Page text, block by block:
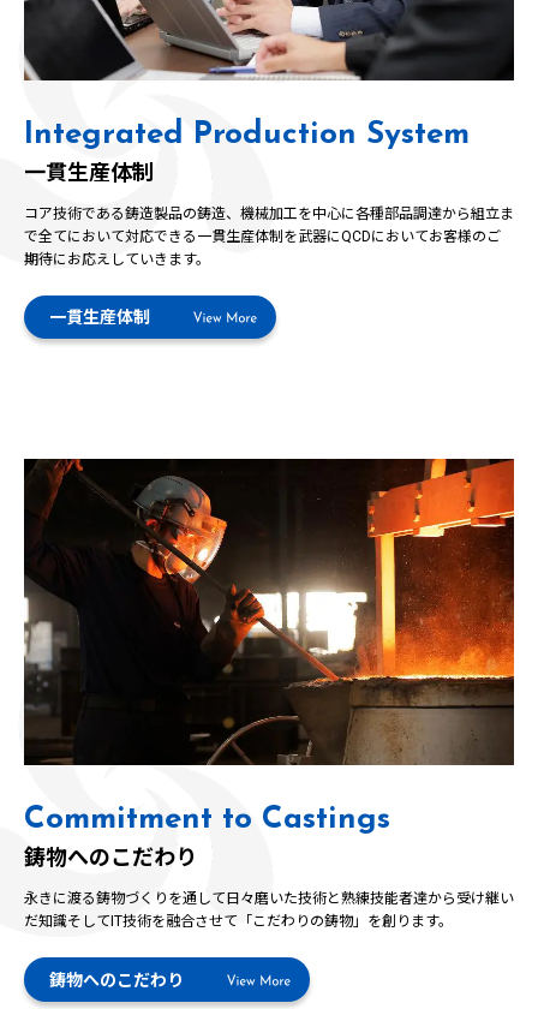
Integrated Production System
一貫生産体制
コア技術である鋳造製品の鋳造、機械加工を中心に各種部品調達から組立ま
で全てにおいて対応できる一貫生産体制を武器にQCDにおいてお客様のご
期待にお応えしていきます。
一貫生産体制
Commitment to Castings
鋳物へのこだわり
永きに渡る鋳物づくりを通して日々磨いた技術と熟練技能者達から受け継い
だ知識そしてIT技術を融合させて「こだわりの鋳物」を創ります。
鋳物へのこだわり